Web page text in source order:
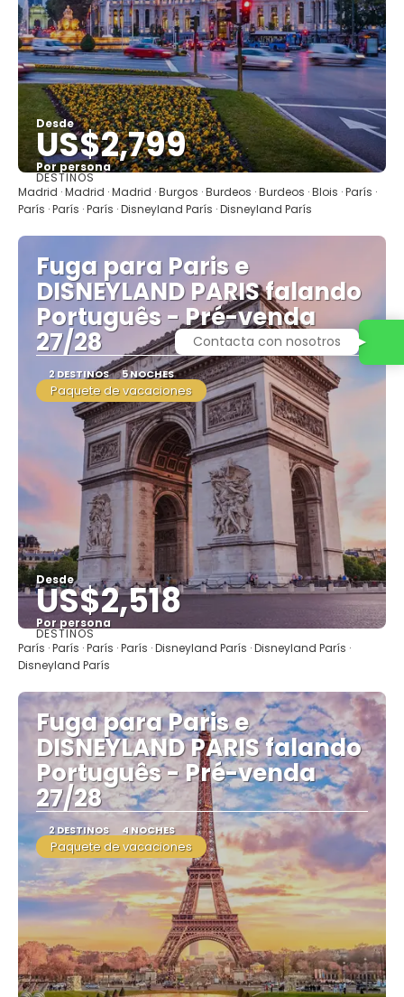
Desde
US$2,799
Por persona
Ver
DESTINOS
Madrid · Madrid · Madrid · Burgos · Burdeos · Burdeos · Blois · París ·
París · París · París · Disneyland París · Disneyland París
Fuga para Paris e
DISNEYLAND PARIS falando
Português - Pré-venda
27/28
2 DESTINOS 5 NOCHES
Paquete de vacaciones
Desde
US$2,518
Por persona
Ver
DESTINOS
París · París · París · París · Disneyland París · Disneyland París ·
Disneyland París
Fuga para Paris e
DISNEYLAND PARIS falando
Português - Pré-venda
27/28
2 DESTINOS 4 NOCHES
Paquete de vacaciones
Contacta con nosotros